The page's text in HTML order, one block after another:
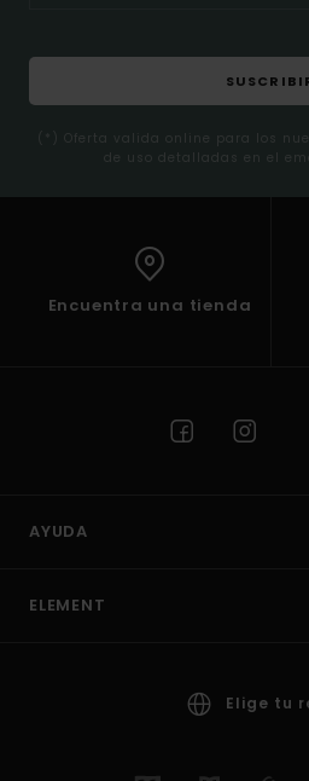
(*) Oferta valida online para los
de uso detalladas en el
Encuentra una tienda
AYUDA
ELEMENT
Elige tu